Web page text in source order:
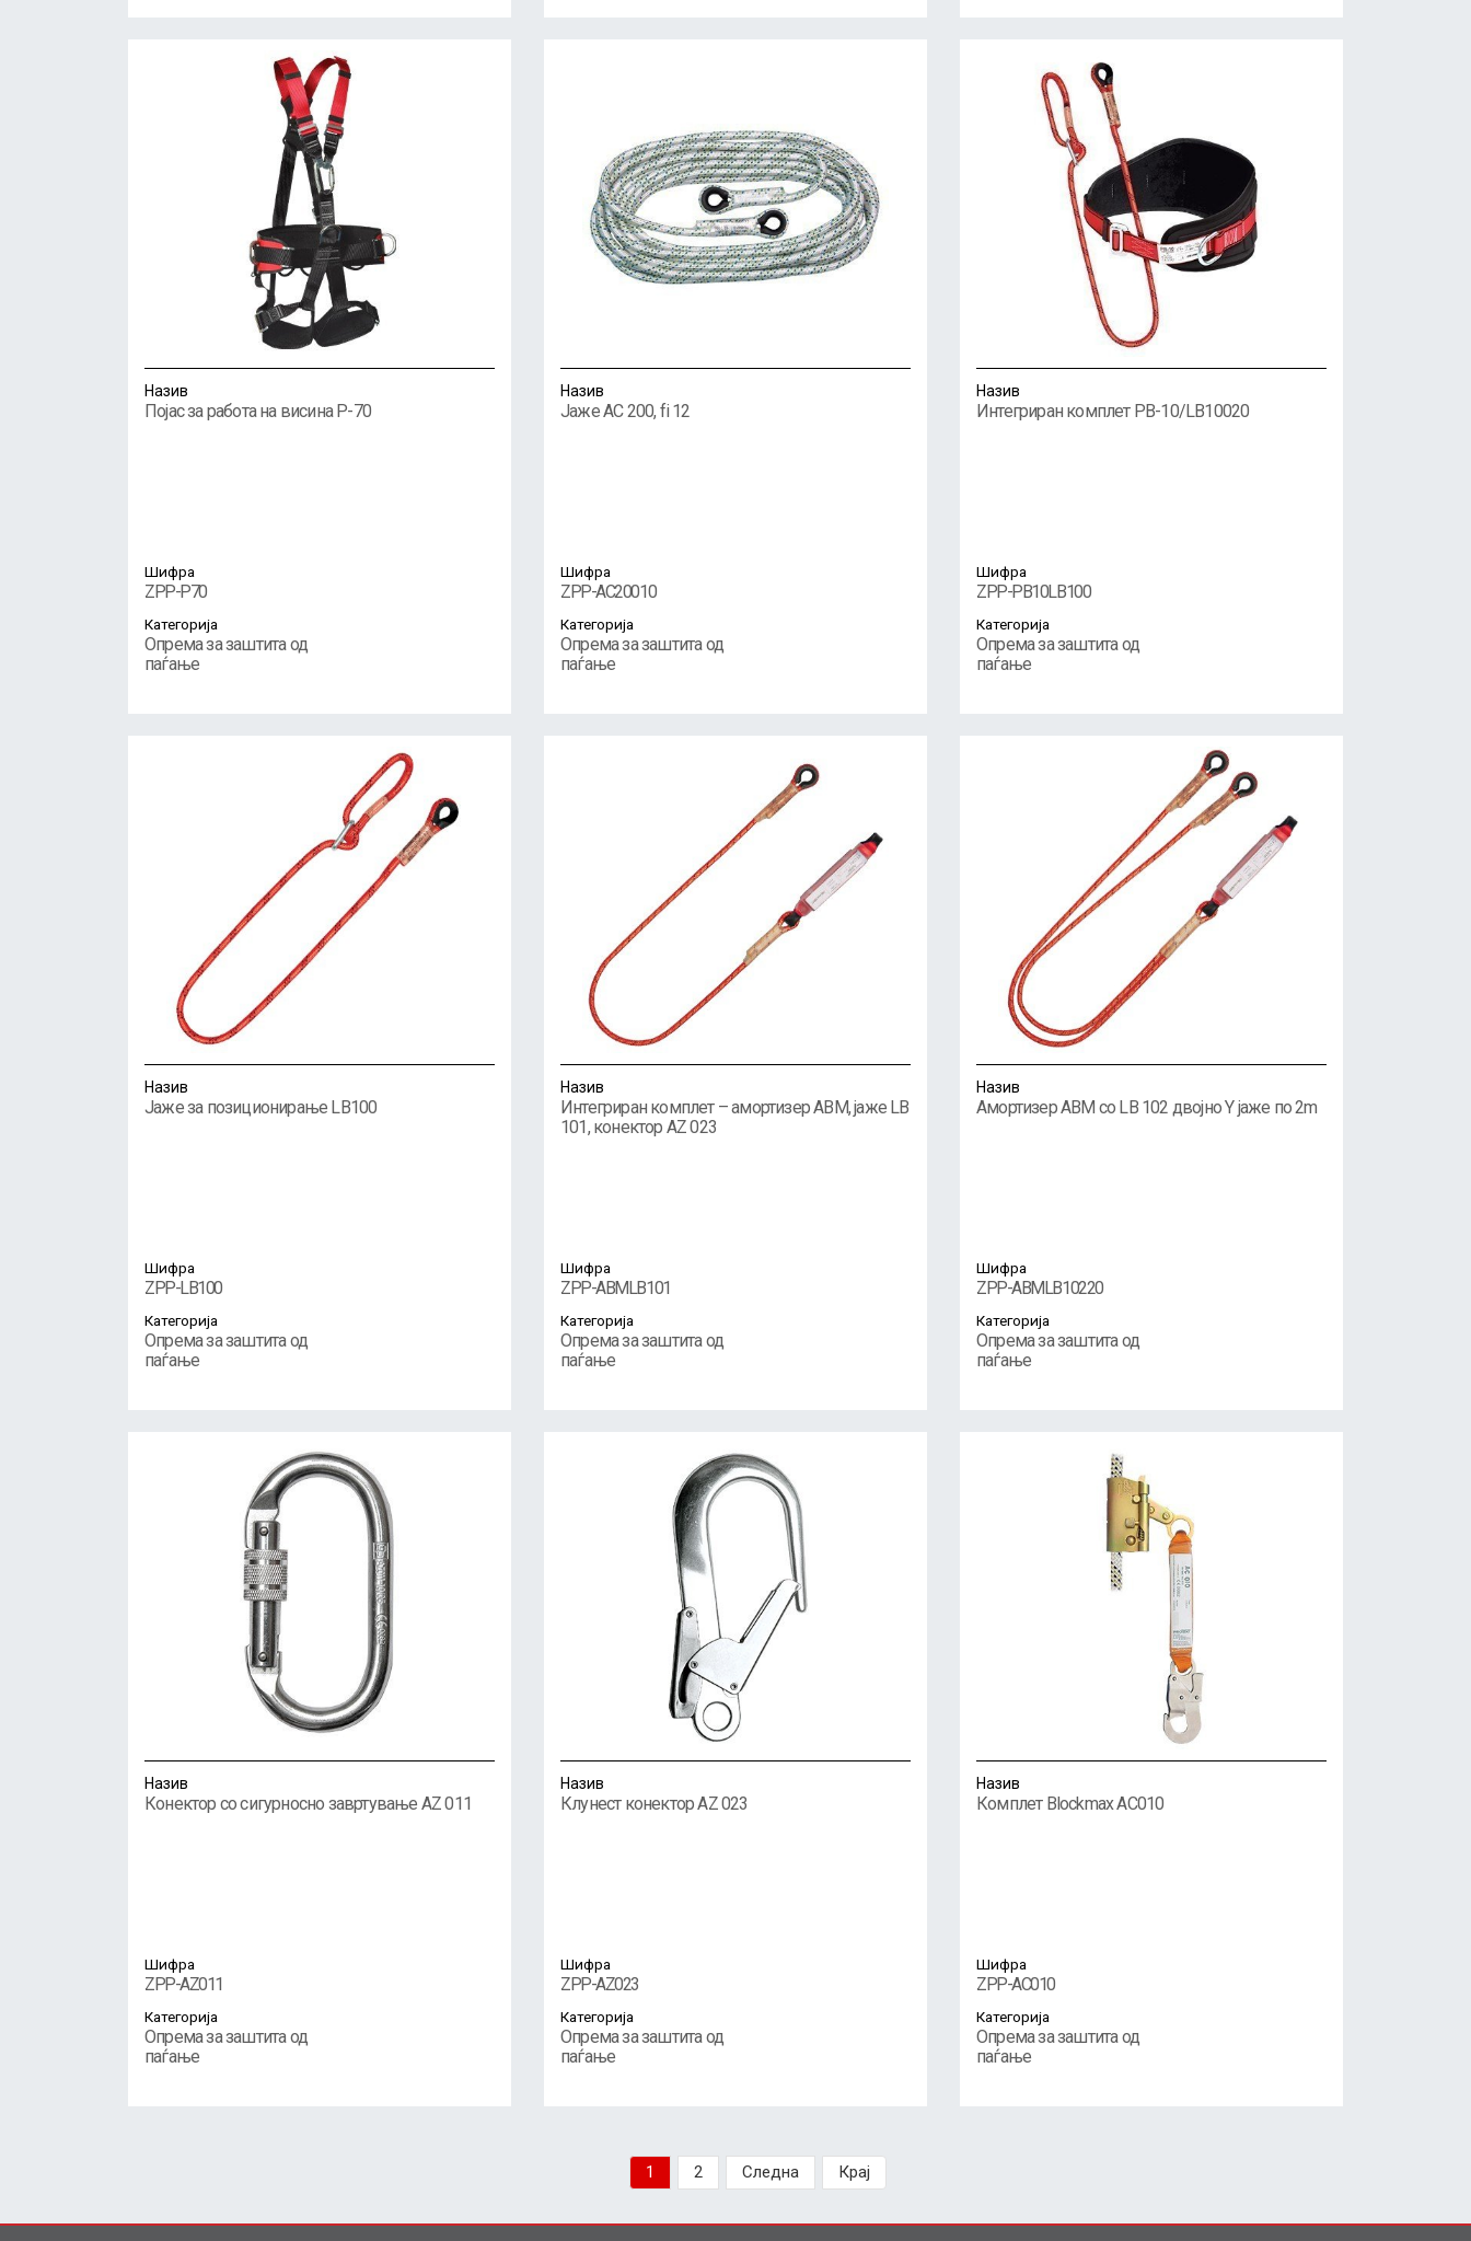
Назив
Појас за работа на висина P-70
Шифра
ZPP-P70
Категорија
Опрема за заштита од
паѓање
Назив
Јаже AC 200, fi 12
Шифра
ZPP-AC20010
Категорија
Опрема за заштита од
паѓање
Назив
Интегриран комплет PB-10/LB10020
Шифра
ZPP-PB10LB100
Категорија
Опрема за заштита од
паѓање
Назив
Јаже за позиционирање LB100
Шифра
ZPP-LB100
Категорија
Опрема за заштита од
паѓање
Назив
Интегриран комплет – амортизер ABM, јаже LB
101, конектор AZ 023
Шифра
ZPP-ABMLB101
Категорија
Опрема за заштита од
паѓање
Назив
Амортизер ABM со LB 102 двојно Y јаже по 2m
Шифра
ZPP-ABMLB10220
Категорија
Опрема за заштита од
паѓање
Назив
Конектор со сигурносно завртување AZ 011
Шифра
ZPP-AZ011
Категорија
Опрема за заштита од
паѓање
Назив
Клунест конектор AZ 023
Шифра
ZPP-AZ023
Категорија
Опрема за заштита од
паѓање
Назив
Комплет Blockmax AC010
Шифра
ZPP-AC010
Категорија
Опрема за заштита од
паѓање
1 2 Следна Крај